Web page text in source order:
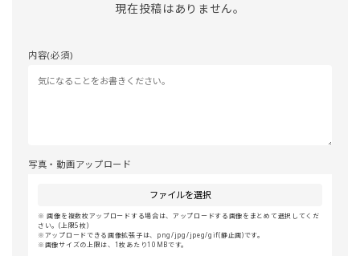
現在投稿はありません。
内容(必須)
写真・動画アップロード
ファイルを選択
画像を複数枚アップロードする場合は、アップロードする画像をまとめて選択してくだ
さい。(上限5枚)
アップロードできる画像拡張子は、png/jpg/jpeg/gif(静止画)です。
画像サイズの上限は、1枚あたり10MBです。